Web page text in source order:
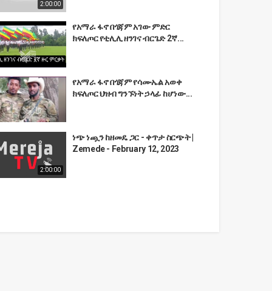
2:00:00
የአማራ ፋኖ በጎጃም አገው ምድር
ክፍለጦር የቲሊሊ ዘንገና ብርጌድ 2ኛ...
የአማራ ፋኖ በጎጃም የሳሙኤል አወቀ
ክፍለጦር ህዝብ ግንኙነት ኃላፊ ከሆነው...
2:00:00
ነጭ ነጯን ከዘመዴ ጋር - ቀጥታ ስርጭት |
Zemede - February 12, 2023